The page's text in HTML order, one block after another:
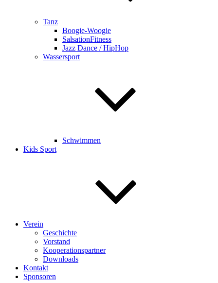
Tanz
Boogie-Woogie
SalsationFitness
Jazz Dance / HipHop
Wassersport
Schwimmen
Kids Sport
Verein
Geschichte
Vorstand
Kooperationspartner
Downloads
Kontakt
Sponsoren